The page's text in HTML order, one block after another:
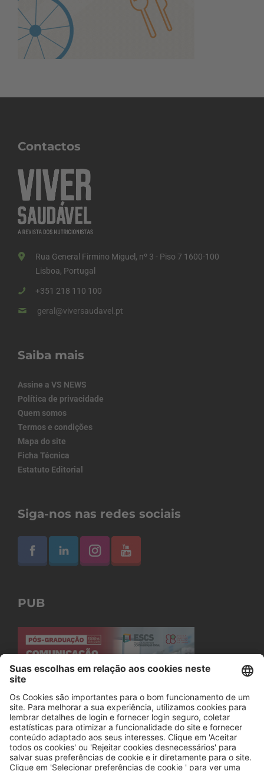
Contactos
Rua General Firmino Miguel, nº 3 - Piso 7 1600-100
Lisboa, Portugal
+351 218 110 100
geral@viversaudavel.pt
Saiba mais
Assine a VS NEWS
Política de privacidade
Quem somos
Termos e condições
Mapa do site
Ficha Técnica
Estatuto Editorial
Siga-nos nas redes sociais
PUB